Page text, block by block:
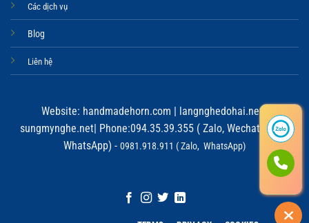
Các dịch vụ
Blog
Liên hệ
Website: handmadehorn.com | langnghedohai.net
sungmynghe.net| Phone:094.35.39.355 ( Zalo, Wechat, Viber,
WhatsApp) - 0981.918.911 ( Zalo, WhatsApp)